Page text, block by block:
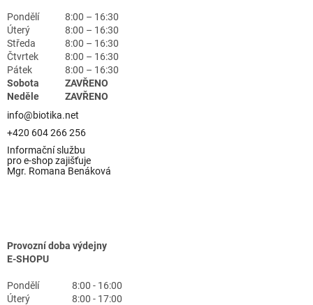
Pondělí
8:00 – 16:30
Úterý
8:00 – 16:30
Středa
8:00 – 16:30
Čtvrtek
8:00 – 16:30
Pátek
8:00 – 16:30
Sobota
ZAVŘENO
Neděle
ZAVŘENO
info@biotika.net
+420 604 266 256
Informační službu
pro e-shop zajišťuje
Mgr. Romana Benáková
Provozní doba výdejny
E-SHOPU
Pondělí
8:00 - 16:00
Úterý
8:00 - 17:00